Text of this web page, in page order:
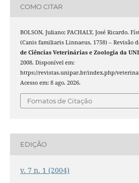
COMO CITAR
BOLSON, Juliano; PACHALY, José Ricardo.
(Canis familiaris Linnaeus, 1758) – Revisão
de Ciências Veterinárias e Zoologia da
2008. Disponível em:
https://revistas.unipar.br/index.php/
Acesso em: 8 ago. 2026.
Fomatos de Citação
EDIÇÃO
v. 7 n. 1 (2004)